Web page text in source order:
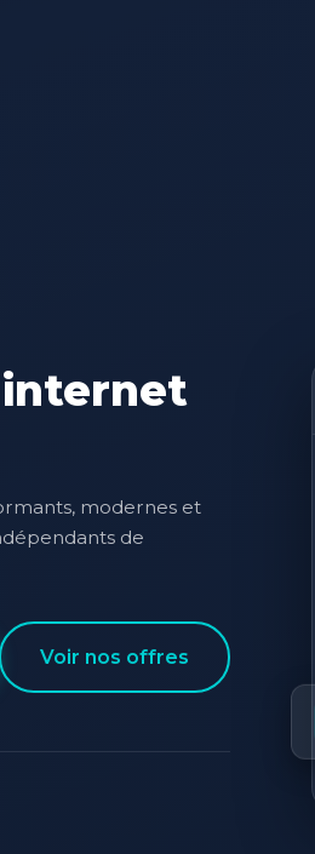
modernes et
de
Voir nos offres